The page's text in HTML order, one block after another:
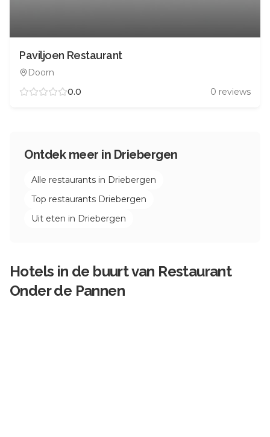
Paviljoen Restaurant
Doorn
0.0
0 reviews
Ontdek meer in Driebergen
Alle restaurants in Driebergen
Top restaurants Driebergen
Uit eten in Driebergen
Hotels in de buurt van Restaurant
Onder de Pannen